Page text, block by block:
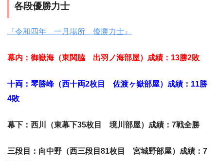
各段優勝力士
『令和四年 一月場所 優勝力士』
幕内：御嶽海（東関脇 出羽ノ海部屋）成績：13勝2敗
十両：琴勝峰（西十両2枚目 佐渡ヶ嶽部屋）成績：11勝
4敗
幕下：西川（東幕下35枚目 境川部屋）成績：7戦全勝
三段目：向中野（西三段目81枚目 宮城野部屋）成績：7